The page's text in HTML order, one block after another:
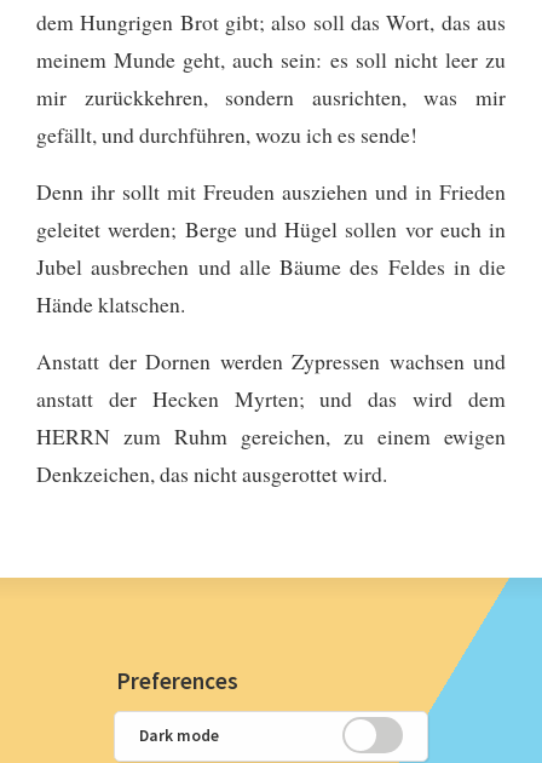
dem Hungrigen Brot gibt; also soll das Wort, das aus
meinem Munde geht, auch sein: es soll nicht leer zu
mir zurückkehren, sondern ausrichten, was mir
gefällt, und durchführen, wozu ich es sende!
Denn ihr sollt mit Freuden ausziehen und in Frieden
geleitet werden; Berge und Hügel sollen vor euch in
Jubel ausbrechen und alle Bäume des Feldes in die
Hände klatschen.
Anstatt der Dornen werden Zypressen wachsen und
anstatt der Hecken Myrten; und das wird dem
HERRN zum Ruhm gereichen, zu einem ewigen
Denkzeichen, das nicht ausgerottet wird.
Preferences
Dark mode